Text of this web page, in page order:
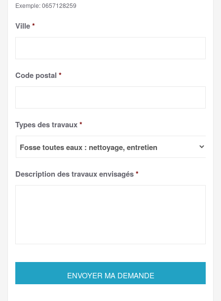
Exemple: 0657128259
Ville*
Code postal *
Types des travaux*
Description des travaux envisagés*